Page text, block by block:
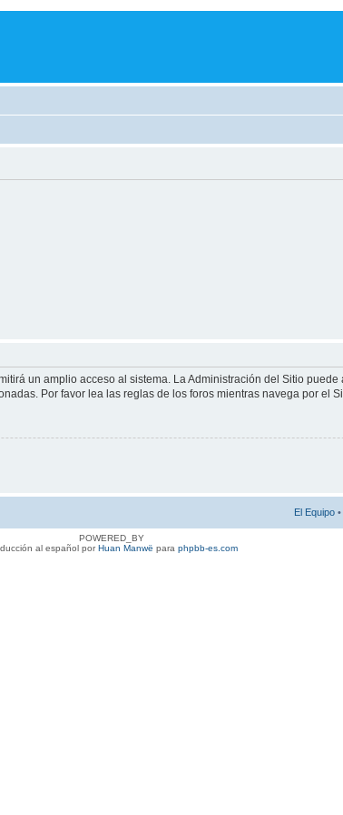
un amplio acceso al sistema. La Administración del Sitio
Por favor lea las reglas de los foros mientras navega por el
El Equipo •
POWERED_BY
al español porHuan Manwë para phpbb-es.com